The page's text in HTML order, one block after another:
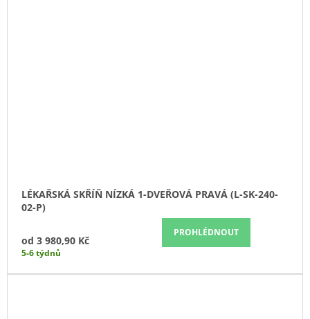
LÉKAŘSKÁ SKŘÍŇ NÍZKÁ 1-DVEŘOVÁ PRAVÁ (L-SK-240-
02-P)
od 3 980,90 Kč
PROHLÉDNOUT
5-6 týdnů